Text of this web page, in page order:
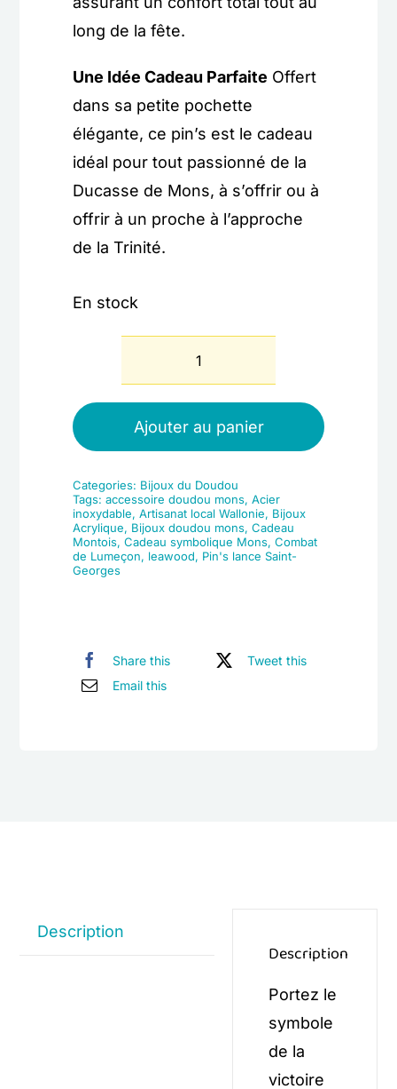
long de la fête.
Une Idée Cadeau Parfaite Offert
dans sa petite pochette
élégante, ce pin’s est le cadeau
idéal pour tout passionné de la
Ducasse de Mons, à s’offrir ou à
offrir à un proche à l’approche
de la Trinité.
En stock
quantité
Pin's
Georges"
Ajouter au panier
Categories: Bijoux du Doudou
Tags:accessoire doudou mons,Acier
inoxydable,Artisanat local Wallonie, Bijoux
Acrylique, Bijoux doudou mons,Cadeau
Montois,Cadeau symbolique Mons,Combat
de Lumeçon, leawood, Pin's lance Saint-
Georges
Share this
Tweet this
Email this
Description
Description
Portez le
symbole
de la
victoire